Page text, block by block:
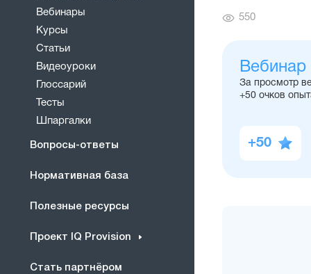
Вебинары
Курсы
Статьи
Видеоуроки
Глоссарий
Тесты
Шпаргалки
Вопросы-ответы
Нормативная база
Полезные ресурсы
Проект IQ Provision
Стать партнёром
Количество
550
За просмотр
+50 очков
+50